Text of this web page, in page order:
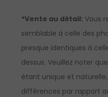
*Vente au détail: Vous
semblable à celle des
presque identiques à
dessus. Veuillez noter
étant unique et
différences par rapport